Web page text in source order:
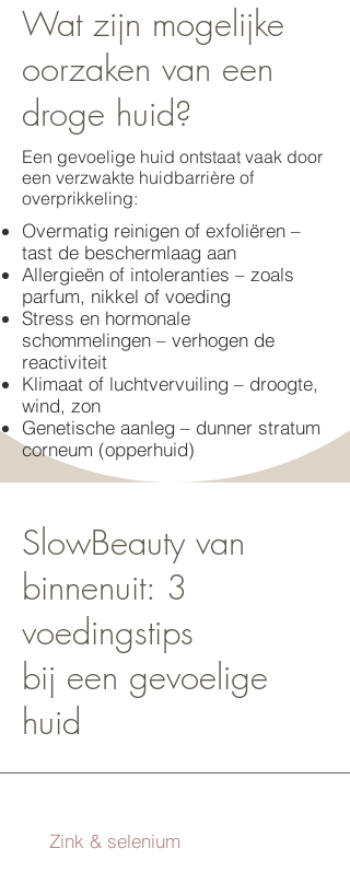
Wat zijn mogelijke
oorzaken van een
droge huid?
Een gevoelige huid ontstaat vaak door
een verzwakte huidbarrière of
overprikkeling:
Overmatig reinigen of exfoliëren –
tast de beschermlaag aan
Allergieën of intoleranties – zoals
parfum, nikkel of voeding
Stress en hormonale
schommelingen – verhogen de
reactiviteit
Klimaat of luchtvervuiling – droogte,
wind, zon
Genetische aanleg – dunner stratum
corneum (opperhuid)
SlowBeauty van
binnenuit: 3
voedingstips
bij een gevoelige
huid
Zink & selenium